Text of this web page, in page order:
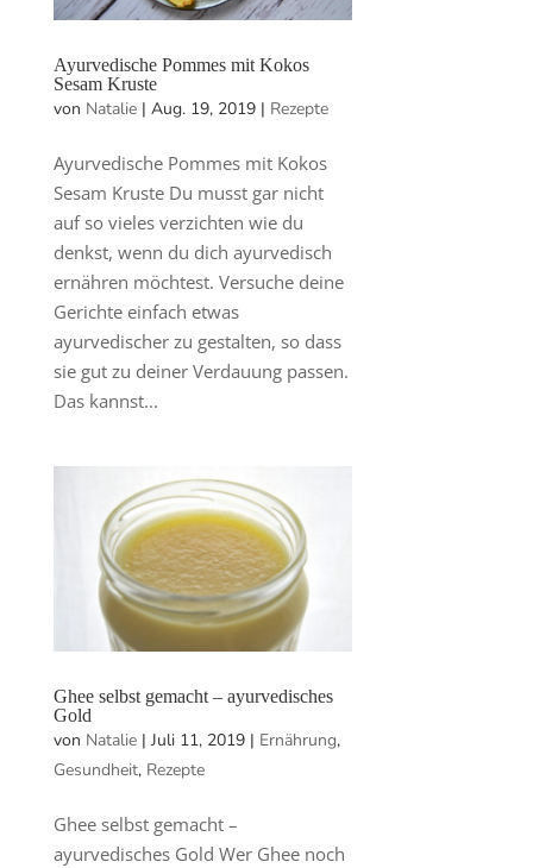
Ayurvedische Pommes mit Kokos
Sesam Kruste
von Natalie| Aug. 19, 2019| Rezepte
Ayurvedische Pommes mit Kokos
Sesam Kruste Du musst gar nicht
auf so vieles verzichten wie du
denkst, wenn du dich ayurvedisch
ernähren möchtest. Versuche deine
Gerichte einfach etwas
ayurvedischer zu gestalten, so dass
sie gut zu deiner Verdauung passen.
Das kannst...
Ghee selbst gemacht – ayurvedisches
Gold
von Natalie| Juli 11, 2019| Ernährung,
Gesundheit, Rezepte
Ghee selbst gemacht –
ayurvedisches Gold Wer Ghee noch